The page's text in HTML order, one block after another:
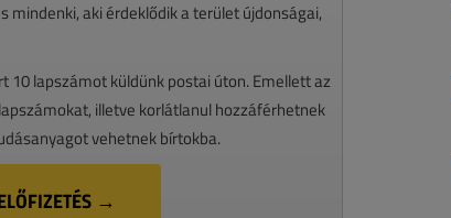
aki érdeklődik a terület újdonságai,
10 lapszámot küldünk postai úton. Emellett az
illetve korlátlanul hozzáférhetnek
vehetnek bírtokba.
→